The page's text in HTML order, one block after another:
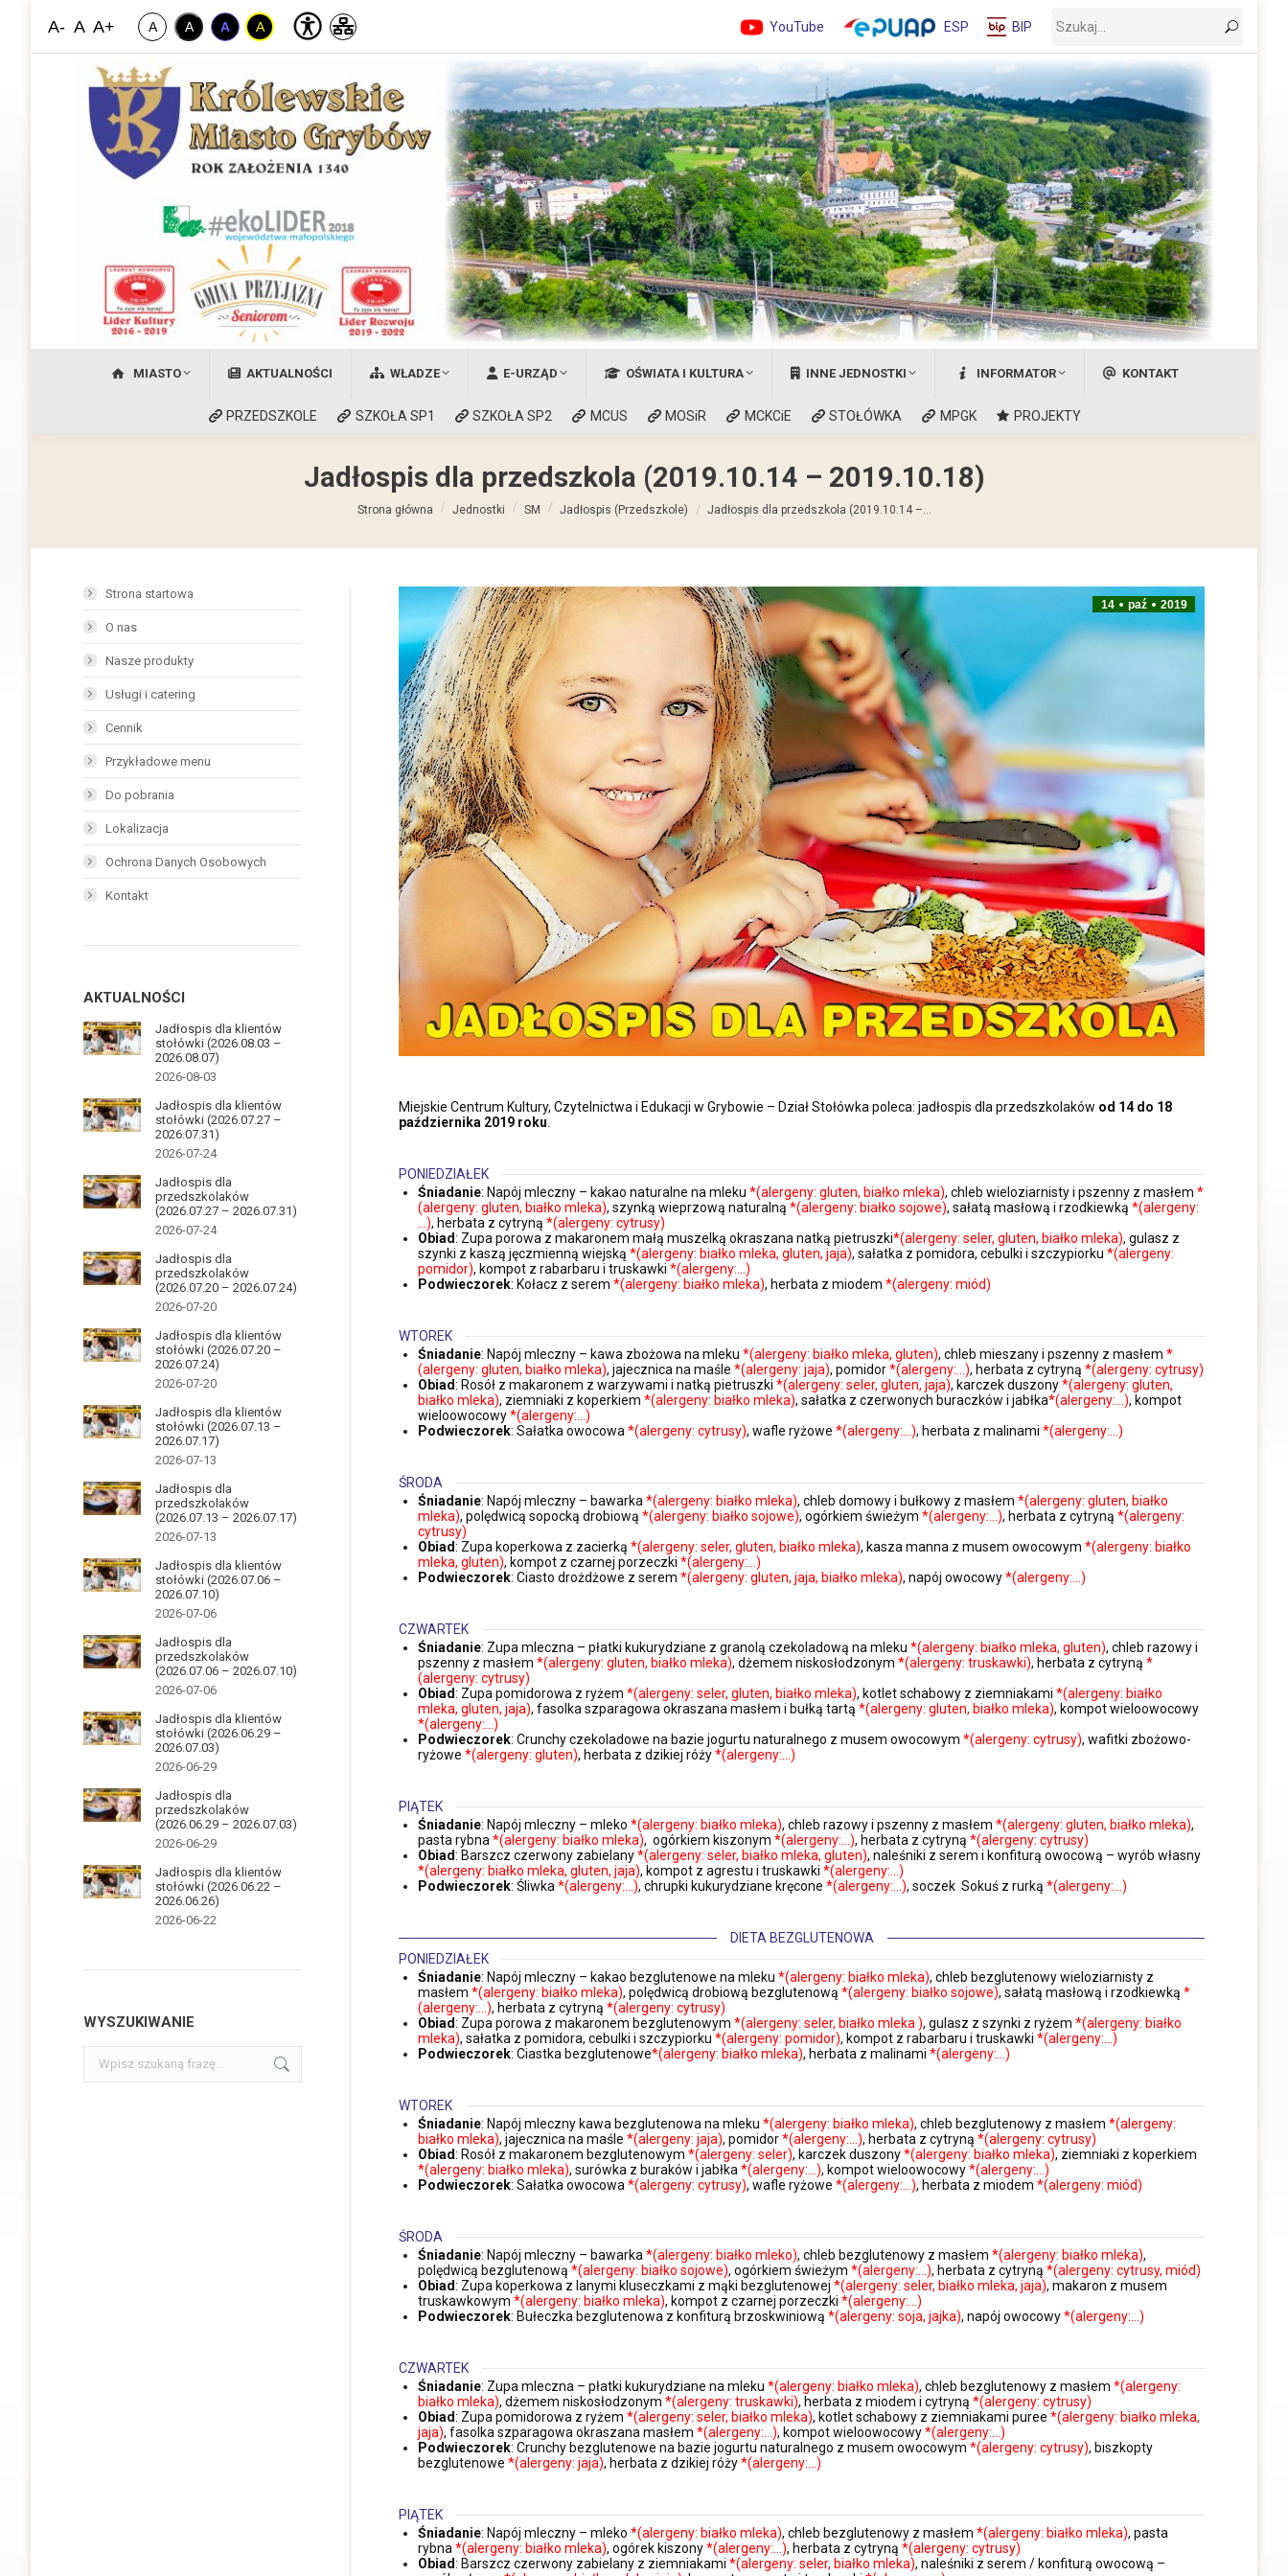
A+
A
A- A A A A YouTube ESP BIP
MIASTO AKTUALNOŚCI WŁADZE E-URZĄD OŚWIATA I KULTURA INNE JEDNOSTKI INFORMATOR KONTAKT
PRZEDSZKOLE SZKOŁA SP1 SZKOŁA SP2 MCUS MOSiR MCKCiE STOŁÓWKA MPGK PROJEKTY
Jadłospis dla przedszkola (2019.10.14 – 2019.10.18)
Jesteś tutaj:
Strona główna Jednostki SM Jadłospis (Przedszkole) Jadłospis dla przedszkola (2019.10.14 –…
paź
14 2019
Miejskie Centrum Kultury, Czytelnictwa i Edukacji w Grybowie – Dział Stołówka poleca: jadłospis dla przedszkolaków od 14 do 18
października 2019 roku
PONIEDZIAŁEK
Śniadanie: Napój mleczny – kakao naturalne na mleku*(alergeny: gluten, białko mleka), chleb wieloziarnisty i pszenny z masłem*
(alergeny: gluten, białko mleka), szynką wieprzową naturalną*(alergeny: białko sojowe), sałatą masłową i rzodkiewką*(alergeny:
…), herbata z cytryną*(alergeny: cytrusy)
Obiad: Zupa porowa z makaronem małą muszelką okraszana natką pietruszki*(alergeny: seler, gluten, białko mleka), gulasz z
szynki z kaszą jęczmienną wiejską*(alergeny: białko mleka, gluten, jaja), sałatka z pomidora, cebulki i szczypiorku*(alergeny:
pomidor), kompot z rabarbaru i truskawki*(alergeny:…)
Podwieczorek: Kołacz z serem*(alergeny: białko mleka), herbata z miodem*(alergeny: miód)
WTOREK
Śniadanie: Napój mleczny – kawa zbożowa na mleku*(alergeny: białko mleka, gluten), chleb mieszany i pszenny z masłem*
(alergeny: gluten, białko mleka), jajecznica na maśle*(alergeny: jaja), pomidor*(alergeny:…), herbata z cytryną*(alergeny: cytrusy)
Obiad: Rosół z makaronem z warzywami i natką pietruszki*(alergeny: seler, gluten, jaja), karczek duszony*(alergeny: gluten,
białko mleka), ziemniaki z koperkiem*(alergeny: białko mleka), sałatka z czerwonych buraczków i jabłka*(alergeny:…), kompot
wieloowocowy*(alergeny:…)
Podwieczorek: Sałatka owocowa*(alergeny: cytrusy), wafle ryżowe*(alergeny:…), herbata z malinami*(alergeny:…)
ŚRODA
Śniadanie: Napój mleczny – bawarka*(alergeny: białko mleka), chleb domowy i bułkowy z masłem*(alergeny: gluten, białko
mleka), polędwicą sopocką drobiową*(alergeny: białko sojowe), ogórkiem świeżym*(alergeny:…), herbata z cytryną*(alergeny:
cytrusy)
Obiad: Zupa koperkowa z zacierką*(alergeny: seler, gluten, białko mleka), kasza manna z musem owocowym*(alergeny: białko
mleka, gluten), kompot z czarnej porzeczki*(alergeny:…)
Podwieczorek: Ciasto drożdżowe z serem*(alergeny: gluten, jaja, białko mleka), napój owocowy*(alergeny:…)
CZWARTEK
Śniadanie: Zupa mleczna – płatki kukurydziane z granolą czekoladową na mleku*(alergeny: białko mleka, gluten), chleb razowy i
pszenny z masłem*(alergeny: gluten, białko mleka), dżemem niskosłodzonym*(alergeny: truskawki), herbata z cytryną*
(alergeny: cytrusy)
Obiad: Zupa pomidorowa z ryżem*(alergeny: seler, gluten, białko mleka), kotlet schabowy z ziemniakami*(alergeny: białko
mleka, gluten, jaja), fasolka szparagowa okraszana masłem i bułką tartą*(alergeny: gluten, białko mleka), kompot wieloowocowy
*(alergeny:…)
Podwieczorek: Crunchy czekoladowe na bazie jogurtu naturalnego z musem owocowym*(alergeny: cytrusy), wafitki zbożowo-
ryżowe*(alergeny: gluten), herbata z dzikiej róży*(alergeny:…)
PIĄTEK
Śniadanie: Napój mleczny – mleko*(alergeny: białko mleka), chleb razowy i pszenny z masłem*(alergeny: gluten, białko mleka),
pasta rybna*(alergeny: białko mleka), ogórkiem kiszonym*(alergeny:…), herbata z cytryną*(alergeny: cytrusy)
Obiad: Barszcz czerwony zabielany*(alergeny: seler, białko mleka, gluten), naleśniki z serem i konfiturą owocową – wyrób własny
*(alergeny: białko mleka, gluten, jaja), kompot z agrestu i truskawki*(alergeny:…)
Podwieczorek: Śliwka*(alergeny:…), chrupki kukurydziane kręcone*(alergeny:…), soczek Sokuś z rurką*(alergeny:…)
DIETA BEZGLUTENOWA
PONIEDZIAŁEK
Śniadanie: Napój mleczny – kakao bezglutenowe na mleku*(alergeny: białko mleka), chleb bezglutenowy wieloziarnisty z
masłem*(alergeny: białko mleka), polędwicą drobiową bezglutenową*(alergeny: białko sojowe), sałatą masłową i rzodkiewką*
(alergeny:…), herbata z cytryną*(alergeny: cytrusy)
Obiad: Zupa porowa z makaronem bezglutenowym*(alergeny: seler, białko mleka ), gulasz z szynki z ryżem*(alergeny: białko
mleka), sałatka z pomidora, cebulki i szczypiorku*(alergeny: pomidor), kompot z rabarbaru i truskawki*(alergeny:…)
Podwieczorek: Ciastka bezglutenowe*(alergeny: białko mleka), herbata z malinami*(alergeny:…)
WTOREK
Śniadanie: Napój mleczny kawa bezglutenowa na mleku*(alergeny: białko mleka), chleb bezglutenowy z masłem*(alergeny:
białko mleka), jajecznica na maśle*(alergeny: jaja), pomidor*(alergeny:…), herbata z cytryną*(alergeny: cytrusy)
Obiad: Rosół z makaronem bezglutenowym*(alergeny: seler), karczek duszony*(alergeny: białko mleka), ziemniaki z koperkiem
*(alergeny: białko mleka), surówka z buraków i jabłka*(alergeny:…), kompot wieloowocowy*(alergeny:…)
Podwieczorek: Sałatka owocowa*(alergeny: cytrusy), wafle ryżowe*(alergeny:…), herbata z miodem*(alergeny: miód)
ŚRODA
Śniadanie: Napój mleczny – bawarka*(alergeny: białko mleko), chleb bezglutenowy z masłem*(alergeny: białko mleka),
polędwicą bezglutenową*(alergeny: białko sojowe), ogórkiem świeżym*(alergeny:…), herbata z cytryną*(alergeny: cytrusy, miód)
Obiad: Zupa koperkowa z lanymi kluseczkami z mąki bezglutenowej*(alergeny: seler, białko mleka, jaja), makaron z musem
truskawkowym*(alergeny: białko mleka), kompot z czarnej porzeczki*(alergeny:…)
Podwieczorek: Bułeczka bezglutenowa z konfiturą brzoskwiniową*(alergeny: soja, jajka), napój owocowy*(alergeny:…)
CZWARTEK
Śniadanie: Zupa mleczna – płatki kukurydziane na mleku*(alergeny: białko mleka), chleb bezglutenowy z masłem*(alergeny:
białko mleka), dżemem niskosłodzonym*(alergeny: truskawki), herbata z miodem i cytryną*(alergeny: cytrusy)
Obiad: Zupa pomidorowa z ryżem*(alergeny: seler, białko mleka), kotlet schabowy z ziemniakami puree*(alergeny: białko mleka,
jaja), fasolka szparagowa okraszana masłem*(alergeny:…), kompot wieloowocowy*(alergeny:…)
Podwieczorek: Crunchy bezglutenowe na bazie jogurtu naturalnego z musem owocowym*(alergeny: cytrusy), biszkopty
bezglutenowe*(alergeny: jaja), herbata z dzikiej róży*(alergeny:…)
PIĄTEK
Śniadanie: Napój mleczny – mleko*(alergeny: białko mleka), chleb bezglutenowy z masłem*(alergeny: białko mleka), pasta
rybna*(alergeny: białko mleka), ogórek kiszony*(alergeny:…), herbata z cytryną*(alergeny: cytrusy)
Obiad: Barszcz czerwony zabielany z ziemniakami*(alergeny: seler, białko mleka), naleśniki z serem / konfiturą owocową –
Strona startowa
O nas
Nasze produkty
Usługi i catering
Cennik
Przykładowe menu
Do pobrania
Lokalizacja
Ochrona Danych Osobowych
Kontakt
AKTUALNOŚCI
Jadłospis dla klientów
stołówki (2026.08.03 –
2026.08.07)
2026-08-03
Jadłospis dla klientów
stołówki (2026.07.27 –
2026.07.31)
2026-07-24
Jadłospis dla
przedszkolaków
(2026.07.27 – 2026.07.31)
2026-07-24
Jadłospis dla
przedszkolaków
(2026.07.20 – 2026.07.24)
2026-07-20
Jadłospis dla klientów
stołówki (2026.07.20 –
2026.07.24)
2026-07-20
Jadłospis dla klientów
stołówki (2026.07.13 –
2026.07.17)
2026-07-13
Jadłospis dla
przedszkolaków
(2026.07.13 – 2026.07.17)
2026-07-13
Jadłospis dla klientów
stołówki (2026.07.06 –
2026.07.10)
2026-07-06
Jadłospis dla
przedszkolaków
(2026.07.06 – 2026.07.10)
2026-07-06
Jadłospis dla klientów
stołówki (2026.06.29 –
2026.07.03)
2026-06-29
Jadłospis dla
przedszkolaków
(2026.06.29 – 2026.07.03)
2026-06-29
Jadłospis dla klientów
stołówki (2026.06.22 –
2026.06.26)
2026-06-22
WYSZUKIWANIE
Szukaj: